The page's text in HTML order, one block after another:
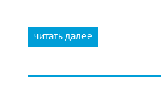
читать далее